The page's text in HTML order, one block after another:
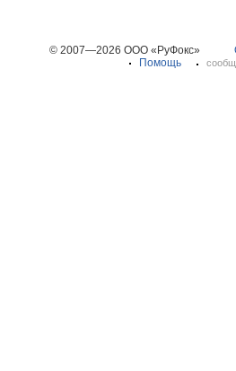
© 2007—2026 ООО «РуФокс»
Помощь